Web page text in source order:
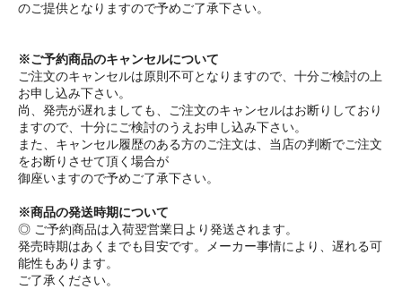
のご提供となりますので予めご了承下さい。
※ご予約商品のキャンセルについて
ご注文のキャンセルは原則不可となりますので、十分ご検討の上
お申し込み下さい。
尚、発売が遅れましても、ご注文のキャンセルはお断りしており
ますので、十分にご検討のうえお申し込み下さい。
また、キャンセル履歴のある方のご注文は、当店の判断でご注文
をお断りさせて頂く場合が
御座いますので予めご了承下さい。
※商品の発送時期について
◎ ご予約商品は入荷翌営業日より発送されます。
発売時期はあくまでも目安です。メーカー事情により、遅れる可
能性もあります。
ご了承ください。